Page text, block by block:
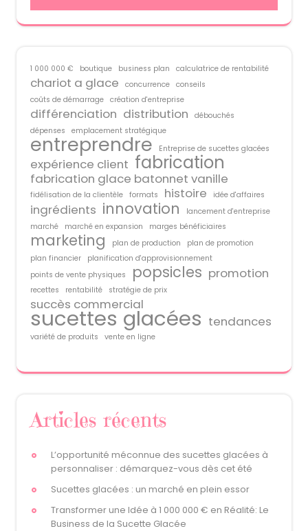
1 000 000 € boutique business plan calculatrice de rentabilité
chariot a glace concurrence conseils
coûts de démarrage création d'entreprise
différenciation distribution
débouchés
dépenses
emplacement stratégique
entreprendre Entreprise de sucettes glacées
expérience client fabrication
fabrication glace batonnet vanille
fidélisation de la clientèle formats histoire idée d'affaires
ingrédients innovation
lancement d'entreprise
marché
marché en expansion marges bénéficiaires
marketing plan de production
plan de promotion
plan financier
planification d'approvisionnement
points de vente physiques
popsicles promotion
recettes rentabilité stratégie de prix
succès commercial
sucettes glacées tendances
variété de produits vente en ligne
Articles récents
L’opportunité méconnue des sucettes glacées à
personnaliser : démarquez-vous dès cet été
Sucettes glacées : un marché en plein essor
Transformer une Idée à 1 000 000 € en Réalité: Le
Business de la Sucette Glacée